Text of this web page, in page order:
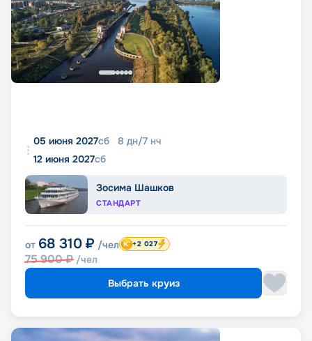
05 июня 2027сб 8 дн/7 нч
12 июня 2027сб
Зосима Шашков
СТАНДАРТ
от 68 310 ₽ /чел
75 900₽ /чел
+2 027
Выбрать круиз